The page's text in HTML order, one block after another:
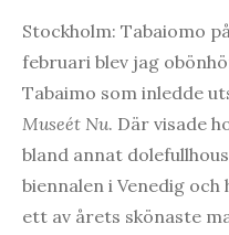
Stockholm: Tabaiomo
februari blev jag
Tabaimo som inledde
Museét Nu. Där visade
bland annat
biennalen i Venedig
ett av årets skönaste